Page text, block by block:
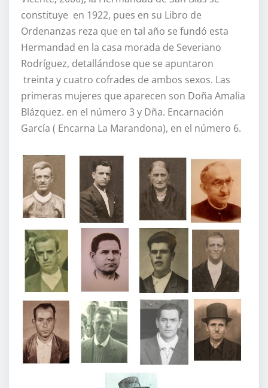
constituye en 1922, pues en su Libro de
Ordenanzas reza que en tal año se fundó esta
Hermandad en la casa morada de Severiano
Rodríguez, detallándose que se apuntaron
treinta y cuatro cofrades de ambos sexos. Las
primeras mujeres que aparecen son Doña Amalia
Blázquez. en el número 3 y Dña. Encarnación
García ( Encarna La Marandona), en el número 6.